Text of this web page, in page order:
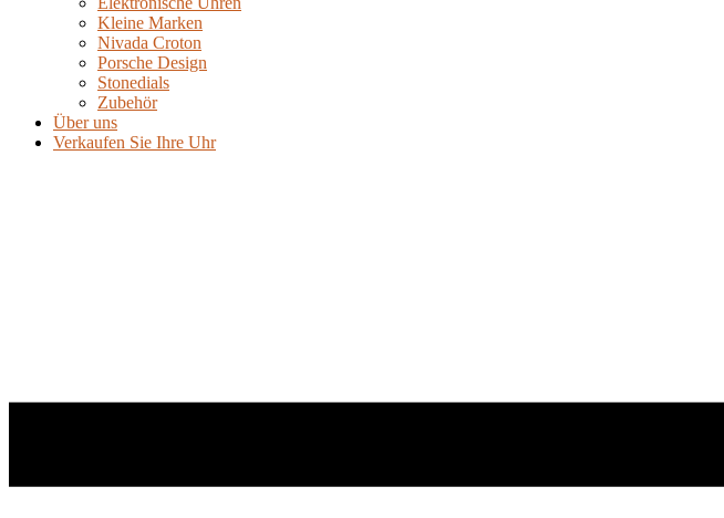
Kleine Marken
Nivada Croton
Porsche Design
Stonedials
Zubehör
Über uns
Verkaufen Sie Ihre Uhr